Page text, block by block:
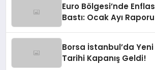
Euro Bölgesi’nde
Bastı: Ocak Ayı
Borsa İstanbul’da Yeni
Tarihi Kapanış Geldi!